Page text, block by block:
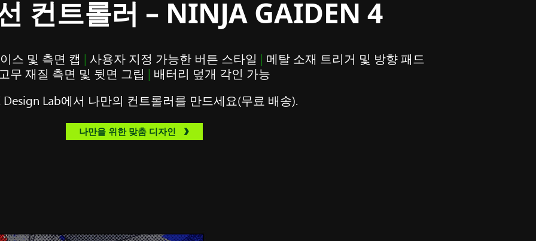
컨트롤러 – NINJA GAIDEN 4
스 및 측면 캡 | 사용자 지정 가능한 버튼 스타일 | 메탈 소재 트리거 및 방향 패드
무 재질 측면 및 뒷면 그립 | 배터리 덮개 각인 가능
Design Lab에서 나만의 컨트롤러를 만드세요(무료 배송).
나만을 위한 맞춤 디자인